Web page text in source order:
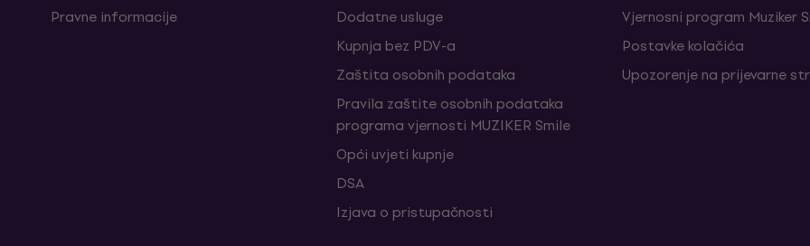
Pravne informacije
Dodatne usluge
Kupnja bez PDV-a
Zaštita osobnih podataka
Pravila zaštite osobnih podataka
programa vjernosti MUZIKER Smile
Opći uvjeti kupnje
DSA
Izjava o pristupačnosti
Vjernosni program Muziker
Postavke kolačića
Upozorenje na prijevarne